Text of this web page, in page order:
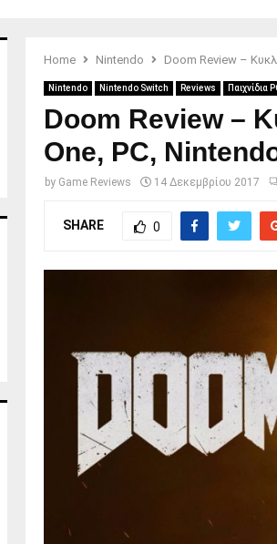
Home Nintendo Doom Review –
Nintendo Nintendo Switch Reviews Παιχνίδια
Doom Review –
One, PC,
by Game Reviews 14 Δεκεμβρίου 2017
SHARE 0